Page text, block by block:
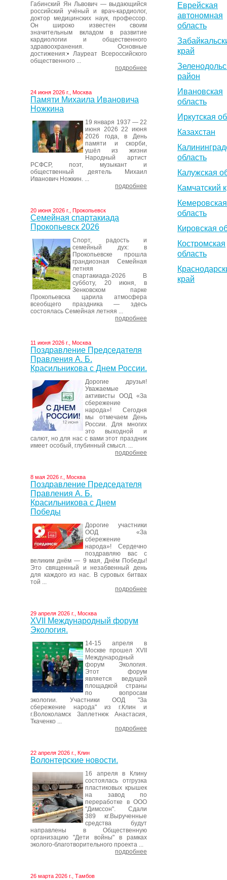
Габинский Ян Львович — выдающийся
российский учёный и врач-кардиолог,
доктор медицинских наук, профессор.
Он широко известен своим
значительным вкладом в развитие
кардиологии и общественного
здравоохранения. Основные
достижения:• Лауреат Всероссийского
общественного ...
подробнее
24 июня 2026 г., Москва
Памяти Михаила Ивановича
Ножкина
19 января 1937 — 22
июня 2026 22 июня
2026 года, в День
памяти и скорби,
ушёл из жизни
Народный артист
РСФСР, поэт, музыкант и
общественный деятель Михаил
Иванович Ножкин. ...
подробнее
20 июня 2026 г., Прокопьевск
Семейная спартакиада
Прокопьевск 2026
Спорт, радость и
семейный дух: в
Прокопьевске прошла
грандиозная Семейная
летняя
спартакиада-2026 В
субботу, 20 июня, в
Зенковском парке
Прокопьевска царила атмосфера
всеобщего праздника — здесь
состоялась Семейная летняя ...
подробнее
11 июня 2026 г., Москва
Поздравление Председателя
Правления А. Б.
Красильникова с Днем России.
Дорогие друзья!
Уважаемые
активисты ООД «За
сбережение
народа»! Сегодня
мы отмечаем День
России. Для многих
это выходной и
салют, но для нас с вами этот праздник
имеет особый, глубинный смысл. ...
подробнее
8 мая 2026 г., Москва
Поздравление Председателя
Правления А. Б.
Красильникова с Днем
Победы
Дорогие участники
ООД «За
сбережение
народа»! Сердечно
поздравляю вас с
великим днём — 9 мая, Днём Победы!
Это священный и незабвенный день
для каждого из нас. В суровых битвах
той ...
подробнее
29 апреля 2026 г., Москва
XVII Международный форум
Экология.
14-15 апреля в
Москве прошел XVII
Международный
форум Экология.
Этот форум
является ведущей
площадкой страны
по вопросам
экологии. Участники ООД "За
сбережение народа" из г.Клин и
г.Волоколамск Заплетнюк Анастасия,
Ткаченко ...
подробнее
22 апреля 2026 г., Клин
Волонтерские новости.
16 апреля в Клину
состоялась отгрузка
пластиковых крышек
на завод по
переработке в ООО
"Димссон". Сдали
389 кг.Вырученные
средства будут
направлены в Общественную
организацию "Дети войны" в рамках
эколого-благотворительного проекта ...
подробнее
26 марта 2026 г., Тамбов
Еврейская
автономная
область
край
район
Ивановская
область
Иркутская
Казахстан
область
Калужская
Камчатский
Кемеровская
область
Кировская
Костромская
область
край